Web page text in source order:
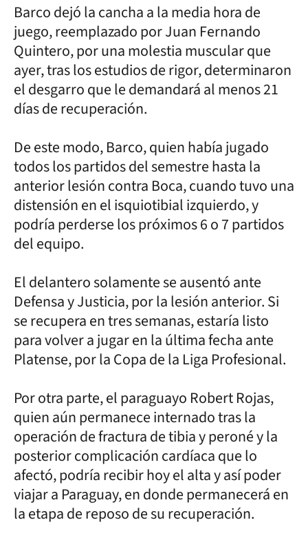
Barco dejó la cancha a la media hora de
juego, reemplazado por Juan Fernando
Quintero, por una molestia muscular que
ayer, tras los estudios de rigor, determinaron
el desgarro que le demandará al menos 21
días de recuperación.
De este modo, Barco, quien había jugado
todos los partidos del semestre hasta la
anterior lesión contra Boca, cuando tuvo una
distensión en el isquiotibial izquierdo, y
podría perderse los próximos 6 o 7 partidos
del equipo.
El delantero solamente se ausentó ante
Defensa y Justicia, por la lesión anterior. Si
se recupera en tres semanas, estaría listo
para volver a jugar en la última fecha ante
Platense, por la Copa de la Liga Profesional.
Por otra parte, el paraguayo Robert Rojas,
quien aún permanece internado tras la
operación de fractura de tibia y peroné y la
posterior complicación cardíaca que lo
afectó, podría recibir hoy el alta y así poder
viajar a Paraguay, en donde permanecerá en
la etapa de reposo de su recuperación.